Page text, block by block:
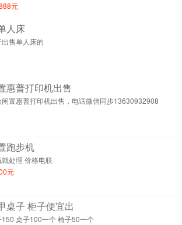
元
人床
出售单人床的
惠普打印机出售
闲置惠普打印机出售，电话微信同步13630932908
跑步机
处理 价格电联
元
桌子 柜子便宜出
150 桌子100一个 椅子50一个